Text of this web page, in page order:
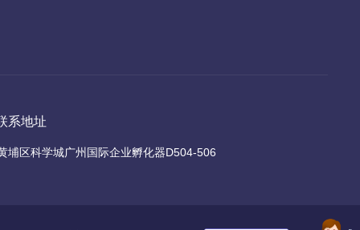
系地址
埔区科学城广州国际企业孵化器D504-506